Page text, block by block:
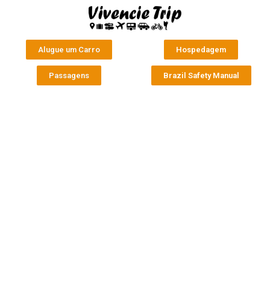
Alugue um Carro Hospedagem
Passagens Brazil Safety Manual